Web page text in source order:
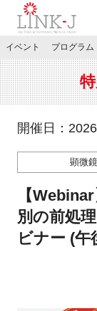
特別会員専用メ
施設ご予約
イベント プログラム
開催日：
顕微鏡
【
別の前処
ビナー (午